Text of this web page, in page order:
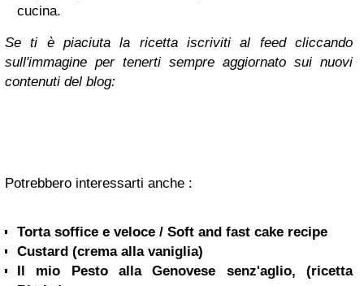
cucina.
Se ti è piaciuta la ricetta iscriviti al feed cliccando
sull'immagine per tenerti sempre aggiornato sui nuovi
contenuti del blog:
Potrebbero interessarti anche :
Torta soffice e veloce / Soft and fast cake recipe
Custard (crema alla vaniglia)
Il mio Pesto alla Genovese senz'aglio, (ricetta